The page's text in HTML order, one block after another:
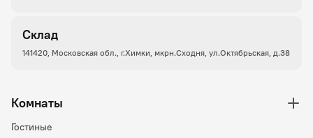
Склад
141420, Московская обл., г.Химки, мкрн.Сходня, ул.Октябрьская, д.38
Комнаты
Гостиные